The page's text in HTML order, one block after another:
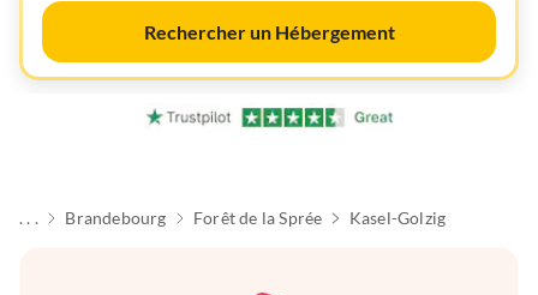
Rechercher un Hébergement
. . . Brandebourg Forêt de la Sprée Kasel-Golzig